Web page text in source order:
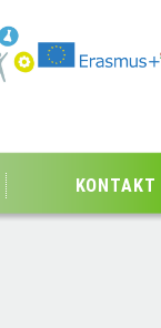
KONTAKT